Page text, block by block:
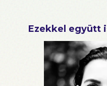
Ezekkel együtt